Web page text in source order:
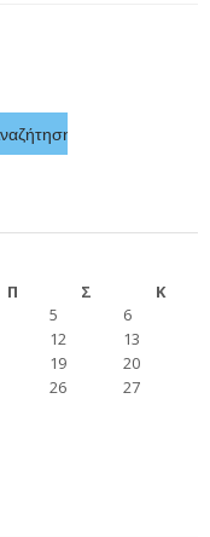
Π Σ Κ
5 6
12 13
19 20
26 27